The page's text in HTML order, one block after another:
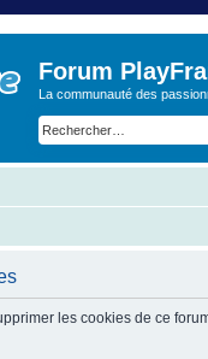
Forum
La communauté des
les cookies de ce